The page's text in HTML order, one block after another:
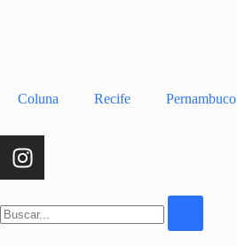
Coluna Recife Pernambuco